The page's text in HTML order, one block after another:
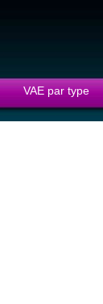
VAE par type